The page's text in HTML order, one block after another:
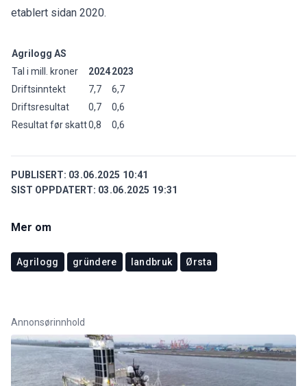
etablert sidan 2020.
Agrilogg AS
Tal i mill. kroner
20242023
Driftsinntekt
7,7
6,7
Driftsresultat
0,7
0,6
Resultat før skatt0,8 0,6
PUBLISERT: 03.06.2025 10:41
SIST OPPDATERT: 03.06.2025 19:31
Mer om
Agrilogg gründere landbruk Ørsta
Annonsørinnhold